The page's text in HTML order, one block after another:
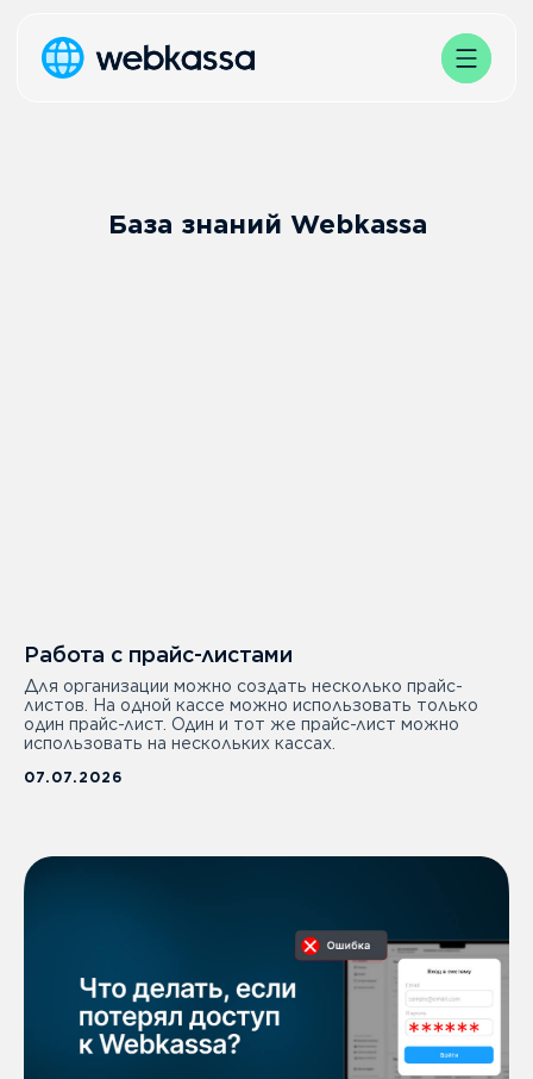
Работа с прайс-листами
Для организации можно создать несколько прайс-
листов. На одной кассе можно использовать только
один прайс-лист. Один и тот же прайс-лист можно
использовать на нескольких кассах.
07.07.2026